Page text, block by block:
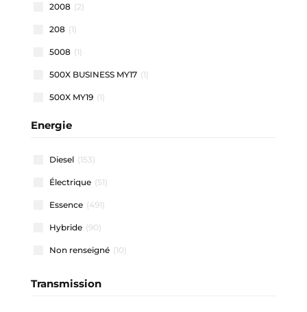
2008 (2)
208 (1)
5008 (1)
500X BUSINESS MY17 (1)
500X MY19 (1)
500X MY22
911 CARRERA COUPE
A1 ALLSTREET
A1 SPORTBACK
A3 ALLSTREET
A3 BERLINE (1)
A3 SPORTBACK
Energie
Diesel (153)
Électrique (51)
Essence (491)
Hybride (90)
Non renseigné (10)
Transmission